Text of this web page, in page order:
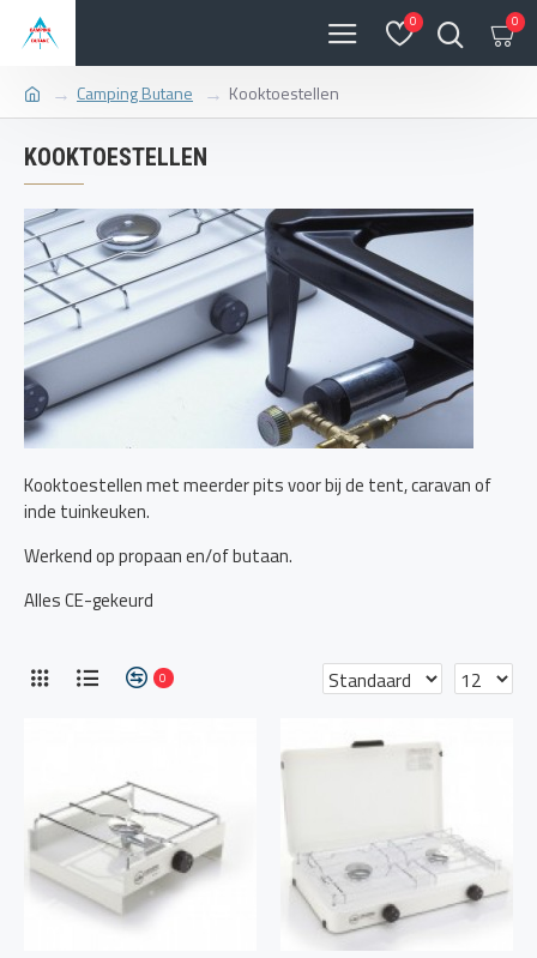
0 0
Camping Butane Kooktoestellen
KOOKTOESTELLEN
Kooktoestellen met meerder pits voor bij de tent, caravan of
inde tuinkeuken.
Werkend op propaan en/of butaan.
Alles CE-gekeurd
0